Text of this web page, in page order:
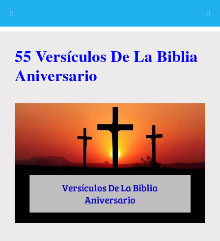
55 Versículos De La Biblia
Aniversario